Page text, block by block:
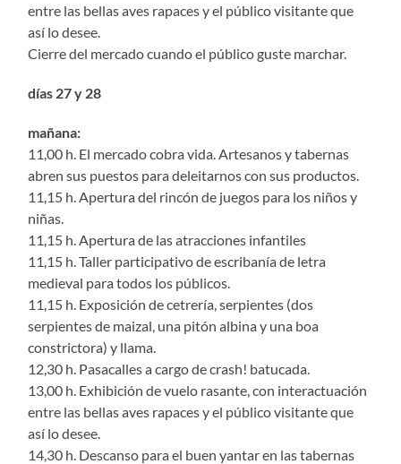
entre las bellas aves rapaces y el público visitante que
así lo desee.
Cierre del mercado cuando el público guste marchar.
días 27 y 28
mañana:
11,00 h. El mercado cobra vida. Artesanos y tabernas
abren sus puestos para deleitarnos con sus productos.
11,15 h. Apertura del rincón de juegos para los niños y
niñas.
11,15 h. Apertura de las atracciones infantiles
11,15 h. Taller participativo de escribanía de letra
medieval para todos los públicos.
11,15 h. Exposición de cetrería, serpientes (dos
serpientes de maizal, una pitón albina y una boa
constrictora) y llama.
12,30 h. Pasacalles a cargo de crash! batucada.
13,00 h. Exhibición de vuelo rasante, con interactuación
entre las bellas aves rapaces y el público visitante que
así lo desee.
14,30 h. Descanso para el buen yantar en las tabernas